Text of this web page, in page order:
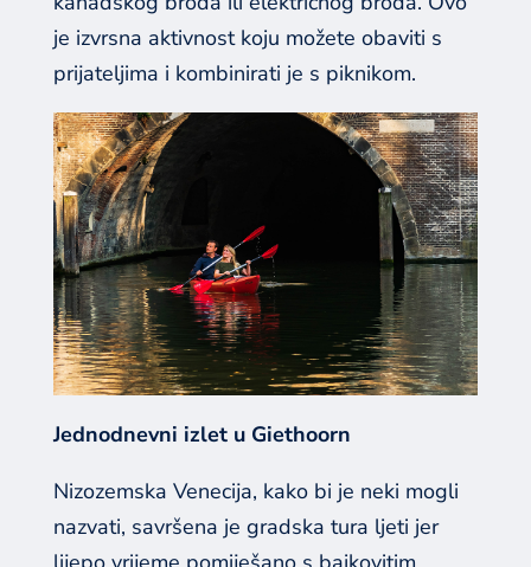
je izvrsna aktivnost koju možete obaviti s
prijateljima i kombinirati je s piknikom.
Jednodnevni izlet u Giethoorn
Nizozemska Venecija, kako bi je neki mogli
nazvati, savršena je gradska tura ljeti jer